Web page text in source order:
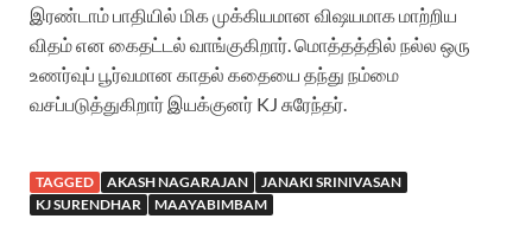
இரண்டாம் பாதியில் மிக முக்கியமான விஷயமாக மாற்றிய
விதம் என கைதட்டல் வாங்குகிறார். மொத்தத்தில் நல்ல ஒரு
உணர்வுப் பூர்வமான காதல் கதையை தந்து நம்மை
வசப்படுத்துகிறார் இயக்குனர் KJ சுரேந்தர்.
TAGGED AKASH NAGARAJAN
JANAKI SRINIVASAN
KJ SURENDHAR
MAAYABIMBAM